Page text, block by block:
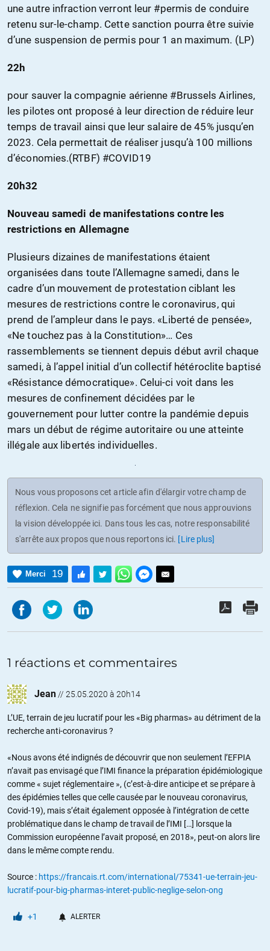
une autre infraction verront leur #permis de conduire
retenu sur-le-champ. Cette sanction pourra être suivie
d’une suspension de permis pour 1 an maximum. (LP)
22h
pour sauver la compagnie aérienne #Brussels Airlines,
les pilotes ont proposé à leur direction de réduire leur
temps de travail ainsi que leur salaire de 45% jusqu’en
2023. Cela permettait de réaliser jusqu’à 100 millions
d’économies.(RTBF) #COVID19
20h32
Nouveau samedi de manifestations contre les
restrictions en Allemagne
Plusieurs dizaines de manifestations étaient
organisées dans toute l’Allemagne samedi, dans le
cadre d’un mouvement de protestation ciblant les
mesures de restrictions contre le coronavirus, qui
prend de l’ampleur dans le pays. «Liberté de pensée»,
«Ne touchez pas à la Constitution»… Ces
rassemblements se tiennent depuis début avril chaque
samedi, à l’appel initial d’un collectif hétéroclite baptisé
«Résistance démocratique». Celui-ci voit dans les
mesures de confinement décidées par le
gouvernement pour lutter contre la pandémie depuis
mars un début de régime autoritaire ou une atteinte
illégale aux libertés individuelles.
Nous vous proposons cet article afin d'élargir votre champ de
réflexion. Cela ne signifie pas forcément que nous approuvions
la vision développée ici. Dans tous les cas, notre responsabilité
s'arrête aux propos que nous reportons ici. [Lire plus]
Merci 19
1 réactions et commentaires
Jean // 25.05.2020 à 20h14
L’UE, terrain de jeu lucratif pour les «Big pharmas» au détriment de la
recherche anti-coronavirus ?
«Nous avons été indignés de découvrir que non seulement l’EFPIA
n’avait pas envisagé que l’IMI finance la préparation épidémiologique
comme « sujet réglementaire », (c’est-à-dire anticipe et se prépare à
des épidémies telles que celle causée par le nouveau coronavirus,
Covid-19), mais s’était également opposée à l’intégration de cette
problématique dans le champ de travail de l’IMI […] lorsque la
Commission européenne l’avait proposé, en 2018», peut-on alors lire
dans le même compte rendu.
Source : https://francais.rt.com/international/75341-ue-terrain-jeu-
lucratif-pour-big-pharmas-interet-public-neglige-selon-ong
+1 ALERTER